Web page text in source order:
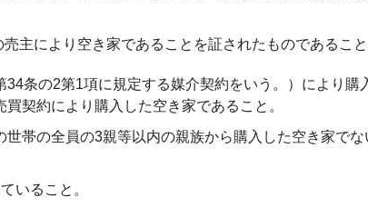
主により空き家であることを証されたものであるこ
条の2第1項に規定する媒介契約をいう。）により購
契約により購入した空き家であること。
帯の全員の3親等以内の親族から購入した空き家でな
いること。